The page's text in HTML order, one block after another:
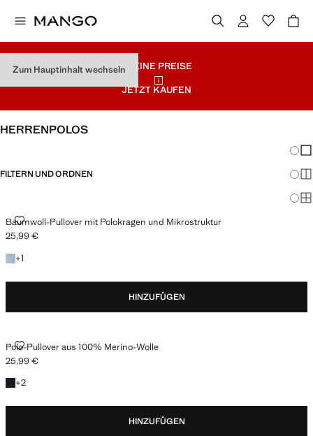
Zum Hauptinhalt wechselnKLEINE PREISE
JETZT KAUFEN
HERRENPOLOS
FILTERN UND ORDNEN
Baumwoll-Pullover mit Polokragen und Mikrostruktur
BAUMWOLL-PULLOVER MIT POLOKRAGEN UND MIKROSTRUKTUR
Aktueller Preis [25,99 € ]
25,99 €
+1
+ 1 Farbe
HINZUFÜGEN
Polo-Pullover aus 100% Merino-Wolle
POLO-PULLOVER AUS 100% MERINO-WOLLE
Aktueller Preis [25,99 € ]
25,99 €
+2
+ 2 Farben
HINZUFÜGEN